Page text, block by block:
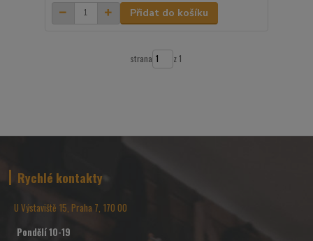
Přidat do košíku
strana z 1
Rychlé kontakty
U Výstaviště 15, Praha 7, 170 00
Pondělí 10-19